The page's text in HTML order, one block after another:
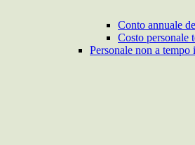
Conto annuale
Costo personale
Personale non a tempo